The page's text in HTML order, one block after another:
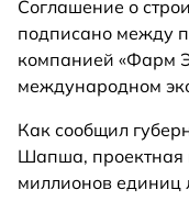
Соглашение о
подписано между
компанией «Фарм
международном
Как сообщил
Шапша, проектная
миллионов единиц